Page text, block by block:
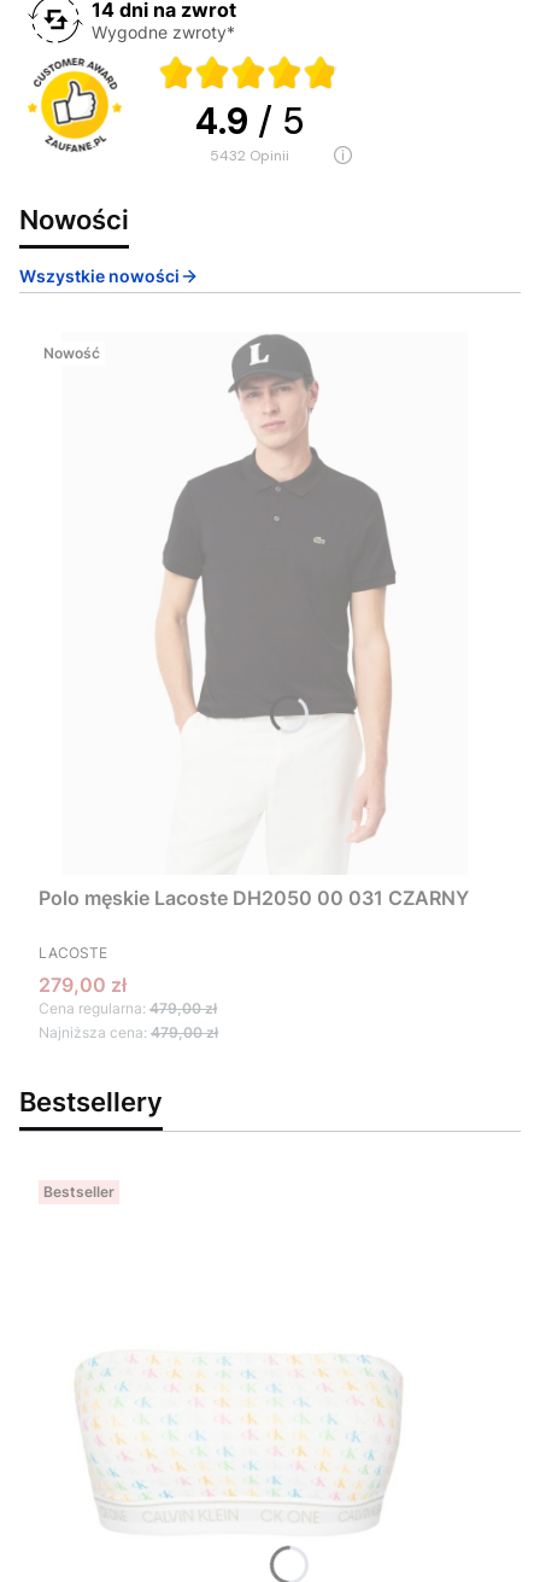
14 dni na zwrot
Wygodne zwroty*
4.9 / 5
5432 opinii
Nowości
Wszystkie nowości
Nowość
Polo męskie Lacoste DH2050 00 031 CZARNY
PRODUCENT
LACOSTE
Cena promocyjna
279,00 zł
Cena regularna: 479,00 zł
Najniższa cena: 479,00 zł
Bestsellery
Bestseller